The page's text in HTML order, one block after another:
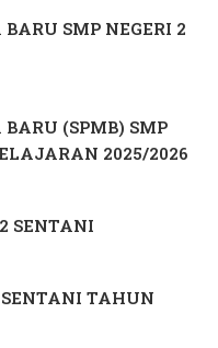
SMP NEGERI 2
(SPMB) SMP
2025/2026
SENTANI
SENTANI TAHUN